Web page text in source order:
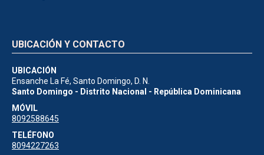
UBICACIÓN Y CONTACTO
UBICACIÓN
Ensanche La Fé, Santo Domingo, D. N.
Santo Domingo - Distrito Nacional - República Dominicana
MÓVIL
8092588645
TELÉFONO
8094227263